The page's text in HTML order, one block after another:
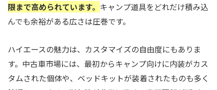
限まで高められています。 キャンプ道具をどれだけ積み込
んでも余裕がある広さは圧巻です。
ハイエースの魅力は、カスタマイズの自由度にもありま
す。中古車市場には、最初からキャンプ向けに内装がカス
タムされた個体や、ベッドキットが装着されたものも多く